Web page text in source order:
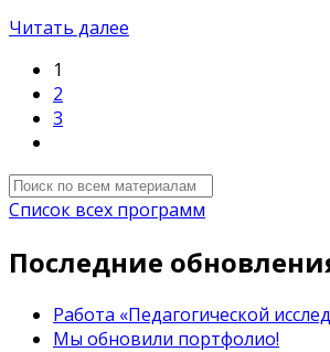
Читать далее
1
2
3
Список всех программ
Последние
Работа «Педагогической
Мы обновили портфолио!